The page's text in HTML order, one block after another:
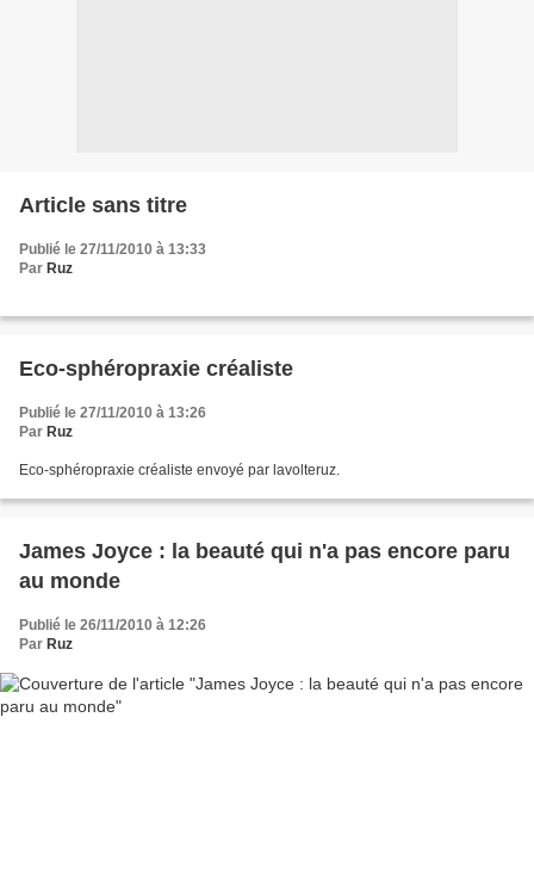
Article sans titre
Publié le 27/11/2010 à 13:33
Par Ruz
Eco-sphéropraxie créaliste
Publié le 27/11/2010 à 13:26
Par Ruz
Eco-sphéropraxie créaliste envoyé par lavolteruz.
James Joyce : la beauté qui n'a pas encore paru
au monde
Publié le 26/11/2010 à 12:26
Par Ruz